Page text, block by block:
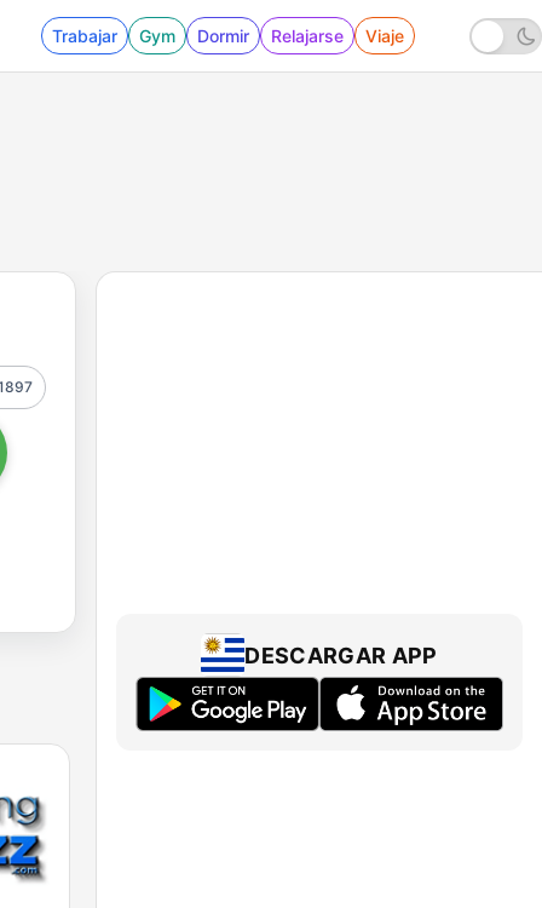
Trabajar Gym Dormir Relajarse Viaje
DESCARGAR APP